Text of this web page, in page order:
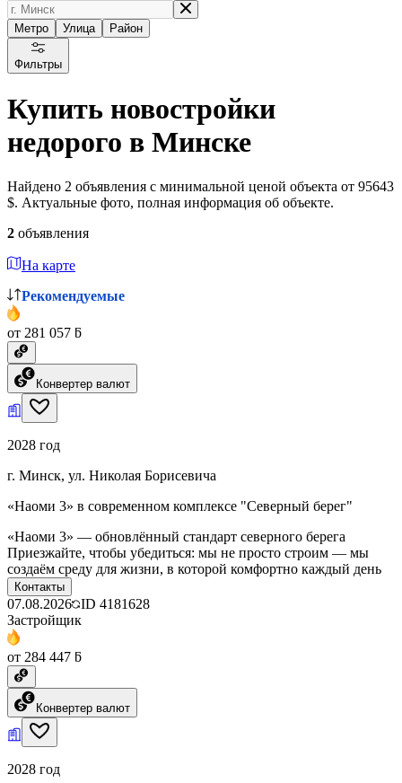
Метро Улица Район
Фильтры
Купить новостройки
недорого в Минске
Найдено 2 объявления с минимальной ценой объекта от 95643
$. Актуальные фото, полная информация об объекте.
2 объявления
На карте
Рекомендуемые
от 281 057 ƃ
Конвертер валют
2028 год
г. Минск, ул. Николая Борисевича
«Наоми 3» в современном комплексе "Северный берег"
«Наоми 3» — обновлённый стандарт северного берега
Приезжайте, чтобы убедиться: мы не просто строим — мы
создаём среду для жизни, в которой комфортно каждый день
Контакты
07.08.2026 ID 4181628
Застройщик
от 284 447 ƃ
Конвертер валют
2028 год